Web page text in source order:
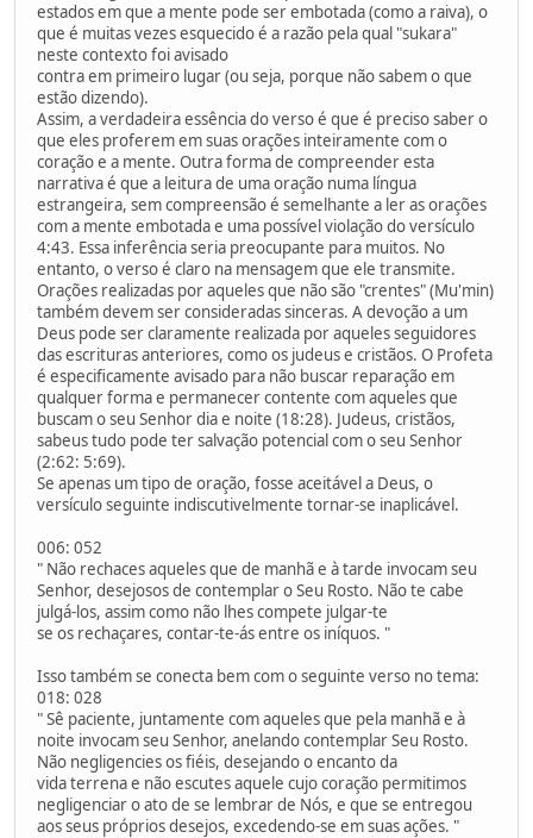
estados em que a mente pode ser embotada (como a raiva), o
que é muitas vezes esquecido é a razão pela qual "sukara"
neste contexto foi avisado
contra em primeiro lugar (ou seja, porque não sabem o que
estão dizendo).
Assim, a verdadeira essência do verso é que é preciso saber o
que eles proferem em suas orações inteiramente com o
coração e a mente. Outra forma de compreender esta
narrativa é que a leitura de uma oração numa língua
estrangeira, sem compreensão é semelhante a ler as orações
com a mente embotada e uma possível violação do versículo
4:43. Essa inferência seria preocupante para muitos. No
entanto, o verso é claro na mensagem que ele transmite.
Orações realizadas por aqueles que não são "crentes" (Mu'min)
também devem ser consideradas sinceras. A devoção a um
Deus pode ser claramente realizada por aqueles seguidores
das escrituras anteriores, como os judeus e cristãos. O Profeta
é especificamente avisado para não buscar reparação em
qualquer forma e permanecer contente com aqueles que
buscam o seu Senhor dia e noite (18:28). Judeus, cristãos,
sabeus tudo pode ter salvação potencial com o seu Senhor
(2:62: 5:69).
Se apenas um tipo de oração, fosse aceitável a Deus, o
versículo seguinte indiscutivelmente tornar-se inaplicável.
006: 052
" Não rechaces aqueles que de manhã e à tarde invocam seu
Senhor, desejosos de contemplar o Seu Rosto. Não te cabe
julgá-los, assim como não lhes compete julgar-te
se os rechaçares, contar-te-ás entre os iníquos. "
Isso também se conecta bem com o seguinte verso no tema:
018: 028
" Sê paciente, juntamente com aqueles que pela manhã e à
noite invocam seu Senhor, anelando contemplar Seu Rosto.
Não negligencies os fiéis, desejando o encanto da
vida terrena e não escutes aquele cujo coração permitimos
negligenciar o ato de se lembrar de Nós, e que se entregou
aos seus próprios desejos, excedendo-se em suas ações. "